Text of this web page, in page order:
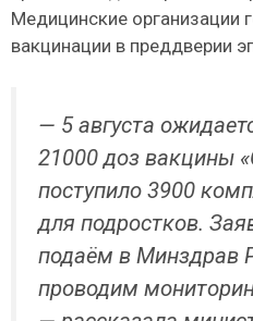
Медицинские организации
вакцинации в преддверии
— 5 августа
21000 доз вакцины
поступило 3900
для подростков.
подаём в Минздрав
проводим